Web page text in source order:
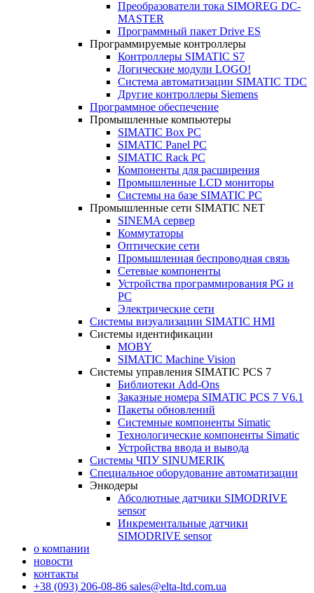
Преобразователи тока SIMOREG DC-
MASTER
Программный пакет Drive ES
Программируемые контроллеры
Контроллеры SIMATIC S7
Логические модули LOGO!
Система автоматизации SIMATIC TDC
Другие контроллеры Siemens
Программное обеспечение
Промышленные компьютеры
SIMATIC Box PC
SIMATIC Panel PС
SIMATIC Rack PC
Компоненты для расширения
Промышленные LCD мониторы
Системы на базе SIMATIC PC
Промышленные сети SIMATIC NET
SINEMA сервер
Коммутаторы
Оптические сети
Промышленная беспроводная связь
Сетевые компоненты
Устройства программирования PG и
PC
Электрические сети
Системы визуализации SIMATIC HMI
Системы идентификации
MOBY
SIMATIC Machine Vision
Системы управления SIMATIC PCS 7
Библиотеки Add-Ons
Заказные номера SIMATIC PCS 7 V6.1
Пакеты обновлений
Системные компоненты Simatic
Технологические компоненты Simatic
Устройства ввода и вывода
Системы ЧПУ SINUMERIK
Специальное оборудование автоматизации
Энкодеры
Абсолютные датчики SIMODRIVE
sensor
Инкрементальные датчики
SIMODRIVE sensor
о компании
новости
контакты
+38 (093) 206-08-86 sales@elta-ltd.com.ua